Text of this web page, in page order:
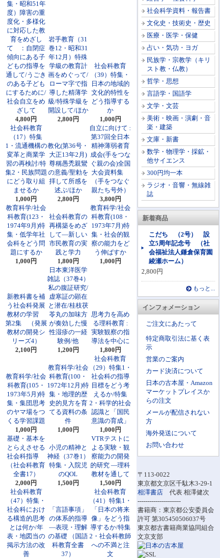
社会科学資料・報告書
文化史・技術史・歴史
医療・医学・保健
占い・気功・ヨガ
民族学・宗教学（キリ
スト教・仏教）
哲学・思想
言語学・国語学
文学・文芸
美術・映画・演劇・音
楽・建築
文庫・新書
数学・物理学・採鉱・
他サイエンス
300円均一本
ラジオ・音響・無線雑
誌
新着商品
こだち （2号） 設
立5周年記念号 （社
会福祉法人鎌倉保育園
綾瀬ホーム）
2,800円
もっと...
インフォメーション
ご注文にあたって
特定商取引法に基く表
示
営業のご案内
カード決済について
日本の古本屋・Amazon
マーケットプレイスか
らの注文
メールが配信されない
方
海外発送について
お問い合わせ
〒113-0022
東京都文京区千駄木3-29-1
相澤書店 代表 相澤健次
----------------------
書籍商：東京都公安委員会
許可 第305450506037号
東京都古書籍商業協同組合
文京支部
集・昭和51年
度）障害の重
度化・多様化
に対応した教
育をめざし
て ：自閉症
傾向にある子
どもの指導を
通して/うごき
のある子ども
にするために/
社会自立をめ
ざして
4,800円
岩手教育（31
巻12・昭和31
年12月）特殊
学級の教育計
画をめぐって/
ローマ字で指
導した精薄学
級/特殊学級を
開設して/ほか
2,800円
社会科教育
（39）特集・
日本の地域的
文化的特性を
どう指導する
か
1,000円
社会科教育
（17）特集
1・流通機構の
変革と商業学
習の再検討/特
集2・民族問題
にどう取り組
ませるか
1,000円
教化(第36号・
大正13年2月)
尊稱愚禿親鸞
の意義/聖勅を
拝して所感を
述ぶ/ほか
2,800円
自立に向けて :
第37回全日本
精神薄弱者育
成会(手をつな
ぐ親の会)全国
大会資料集
（手をつなぐ
親たち号外）
3,800円
教育科学/社会
科教育(123・
1974年9月)特
集・低学年社
会科をどう問
題にするか
1,000円
社会科教育の
再構築をめざ
して―新しい
市民教育の実
践と学力
1,800円
教育科学/社会
科教育(108・
1973年7月)特
集・社会的観
察の能力をど
う伸ばすか
1,000円
新教科書を補
う社会科発展
教材の学習
第2集 （発展
教材の開発シ
リーズ4）
2,100円
日本東洋医学
雑誌（37巻4）
私の腹証研究/
虚寒証の顕在
と潜在/桂枝茯
苓丸の加味方
が奏効した慢
性湿疹の一経
験例/他
1,200円
思考力を高め
る理科教育 :
実験観察の指
導法を中心に
1,800円
教育科学/社会
科教育(105・
1973年5月)特
集・集団思考
のヤマ場をつ
くる学習課題
1,000円
教育科学/社会
科教育(100・
1972年12月)特
集・地理的歴
史的見方を育
てる資料の条
件
1,000円
社会科教育
（29）特集1・
社会科の指導
目標をどう考
えるか/特集
2・科学的社会
認識と「国民
意識の育成」
1,000円
基礎・基本を
とらえさせる
社会科指導
（社会科教育
全書17）
2,000円
小児の精神と
神経（37巻1）
特集・入院児
のQOL
1,500円
VTRテストに
よる実験・観
察能力の開発
的研究 ―理科
教材を通して
1,500円
社会科教育
（47）特集・
社会科におけ
る構造的思考
とは何か/年
表・地図当の
掲示方法の改
善
「言語事項」
の体系的指導
―表現・理解
の基礎 （国語
科教育全書
37）
社会科教育
（41）特集1・
「日本の将来
像」をどう指
導するか/特集
2・社会科教師
への不満と注
文